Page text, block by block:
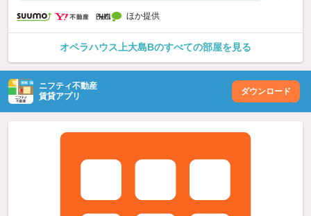
ほか提供
オペラハウス上大島Bのすべての部屋を見る
ニフティ不動産
賃貸アプリ
ダウンロード